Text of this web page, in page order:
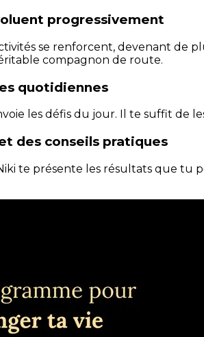
progressivement
se renforcent, devenant de
compagnon de route.
quotidiennes
les défis du jour. Il te suffit de
des conseils pratiques
te présente les résultats que tu